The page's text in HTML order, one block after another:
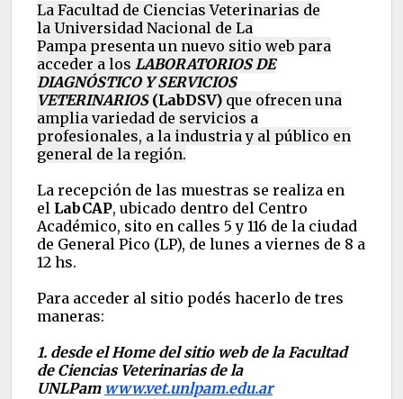
La Facultad de Ciencias Veterinarias de
la Universidad Nacional de La
Pampa presenta un nuevo sitio web para
acceder a los LABORATORIOS DE
DIAGNÓSTICO Y SERVICIOS
VETERINARIOS (LabDSV) que ofrecen una
amplia variedad de servicios a
profesionales, a la industria y al público en
general de la región.
La recepción de las muestras se realiza en
el LabCAP, ubicado dentro del Centro
Académico, sito en calles 5 y 116 de la ciudad
de General Pico (LP), de lunes a viernes de 8 a
12 hs.
Para acceder al sitio podés hacerlo de tres
maneras:
1. desde el Home del sitio web de la Facultad
de Ciencias Veterinarias de la
UNLPam www.vet.unlpam.edu.ar